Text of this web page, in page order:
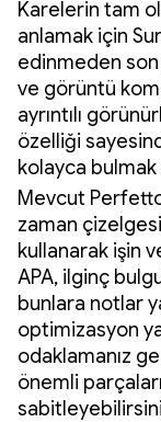
Karelerin tam
anlamak için
edinmeden
ve görüntü
ayrıntılı
özelliği
kolayca
Mevcut
zaman
kullanarak işin
APA, ilginç
bunlara notlar
optimizasyon
odaklamanız
önemli parçaları